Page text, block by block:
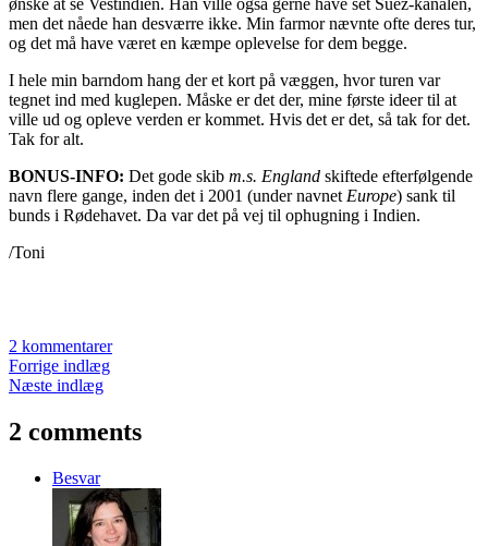
men det nåede han desværre ikke. Min farmor nævnte ofte deres tur,
og det må have været en kæmpe oplevelse for dem begge.
I hele min barndom hang der et kort på væggen, hvor turen var
tegnet ind med kuglepen. Måske er det der, mine første ideer til at
ville ud og opleve verden er kommet. Hvis det er det, så tak for det.
Tak for alt.
BONUS-INFO: Det gode skib m.s. England skiftede efterfølgende
navn flere gange, inden det i 2001 (under navnet Europe) sank til
bunds i Rødehavet. Da var det på vej til ophugning i Indien.
/Toni
2 kommentarer
Forrige indlæg
Næste indlæg
2 comments
Besvar